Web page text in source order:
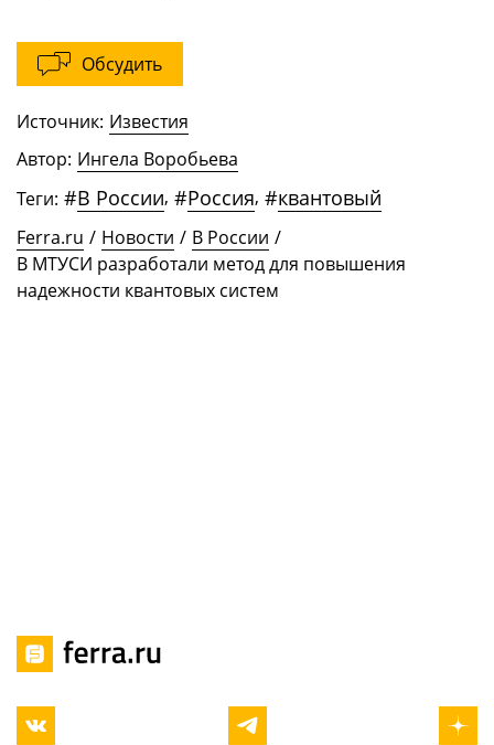
Обсудить
Источник: Известия
Автор: Ингела Воробьева
Теги: #В России, #Россия, #квантовый
Ferra.ru / Новости / В России /
В МТУСИ разработали метод для повышения
надежности квантовых систем